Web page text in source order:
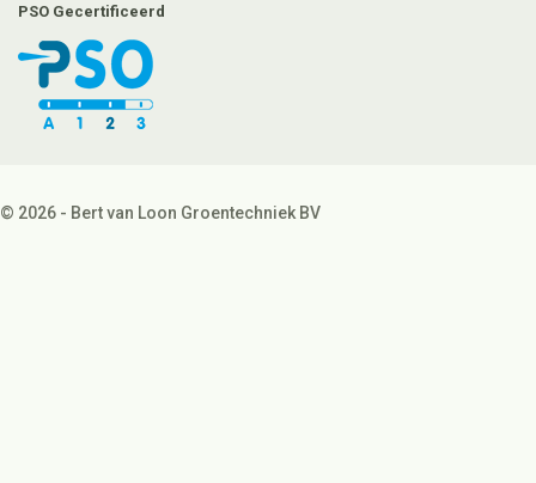
PSO Gecertificeerd
© 2026 - Bert van Loon Groentechniek BV